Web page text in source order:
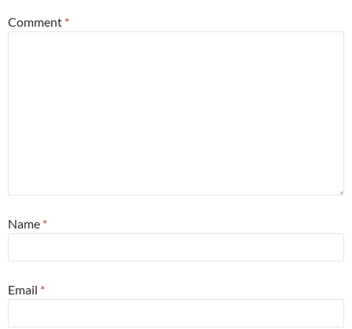
Comment *
Name *
Email *